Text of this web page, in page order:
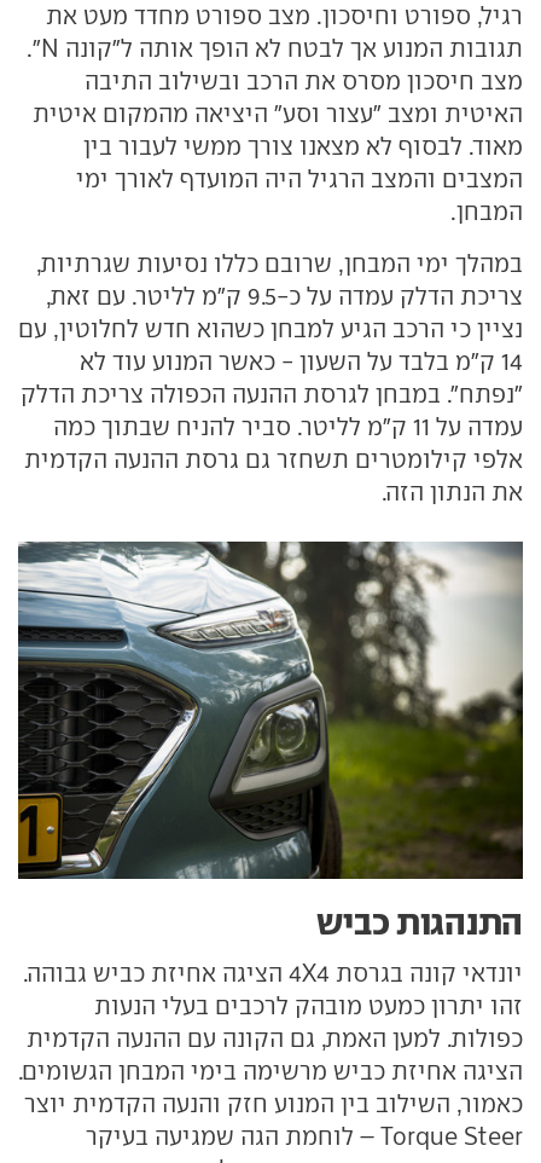
רגיל, ספורט וחיסכון. מצב ספורט מחדד מעט את
תגובות המנוע אך לבטח לא הופך אותה ל"קונה N".
מצב חיסכון מסרס את הרכב ובשילוב התיבה
האיטית ומצב "עצור וסע" היציאה מהמקום איטית
מאוד. לבסוף לא מצאנו צורך ממשי לעבור בין
המצבים והמצב הרגיל היה המועדף לאורך ימי
המבחן.
במהלך ימי המבחן, שרובם כללו נסיעות שגרתיות,
צריכת הדלק עמדה על כ-9.5 ק"מ לליטר. עם זאת,
נציין כי הרכב הגיע למבחן כשהוא חדש לחלוטין, עם
14 ק"מ בלבד על השעון - כאשר המנוע עוד לא
"נפתח". במבחן לגרסת ההנעה הכפולה צריכת הדלק
עמדה על 11 ק"מ לליטר. סביר להניח שבתוך כמה
אלפי קילומטרים תשחזר גם גרסת ההנעה הקדמית
את הנתון הזה.
התנהגות כביש
יונדאי קונה בגרסת 4X4 הציגה אחיזת כביש גבוהה.
זהו יתרון כמעט מובהק לרכבים בעלי הנעות
כפולות. למען האמת, גם הקונה עם ההנעה הקדמית
הציגה אחיזת כביש מרשימה בימי המבחן הגשומים.
כאמור, השילוב בין המנוע חזק והנעה הקדמית יוצר
Torque Steer – לוחמת הגה שמגיעה בעיקר